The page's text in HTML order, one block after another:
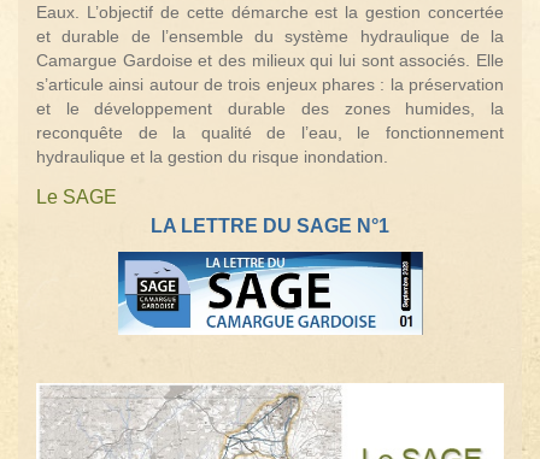
Eaux. L’objectif de cette démarche est la gestion concertée
et durable de l’ensemble du système hydraulique de la
Camargue Gardoise et des milieux qui lui sont associés. Elle
s’articule ainsi autour de trois enjeux phares : la préservation
et le développement durable des zones humides, la
reconquête de la qualité de l’eau, le fonctionnement
hydraulique et la gestion du risque inondation.
Le SAGE
LA LETTRE DU SAGE N°1